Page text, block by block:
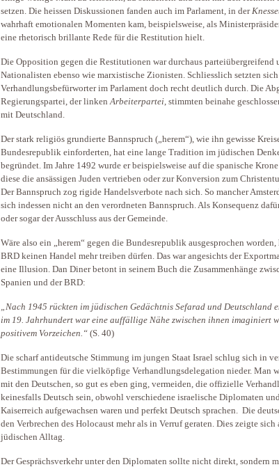
setzen. Die heissen Diskussionen fanden auch im Parlament, in der
wahrhaft emotionalen Momenten kam, beispielsweise, als
eine rhetorisch brillante Rede für die Restitution hielt.
Die Opposition gegen die Restitutionen war durchaus parteiübergreifend
Nationalisten ebenso wie marxistische Zionisten. Schliesslich setzten
Verhandlungsbefürworter im Parlament doch recht deutlich durch. Die
Regierungspartei, der linkenArbeiterpartei, stimmten beinahe
mit Deutschland.
Der stark religiös grundierte Bannspruch („herem“), wie ihn gewisse
Bundesrepublik einforderten, hat eine lange Tradition im jüdischen
begründet. Im Jahre 1492 wurde er beispielsweise auf die spanische
diese die ansässigen Juden vertrieben oder zur Konversion zum
Der Bannspruch zog rigide Handelsverbote nach sich. So mancher
sich indessen nicht an den verordneten Bannspruch. Als Konsequenz
oder sogar der Ausschluss aus der Gemeinde.
Wäre also ein „herem“ gegen die Bundesrepublik ausgesprochen
BRD keinen Handel mehr treiben dürfen. Das war angesichts der
eine Illusion. Dan Diner betont in seinem Buch die Zusammenhänge
Spanien und der BRD:
„Nach 1945 rückten im jüdischen Gedächtnis Sefarad und Deutschland
im 19. Jahrhundert war eine auffällige Nähe zwischen ihnen imaginiert
positivem Vorzeichen.“ (S. 40)
Die scharf antideutsche Stimmung im jungen Staat Israel schlug sich in
Bestimmungen für die vielköpfige Verhandlungsdelegation nieder. Man
mit den Deutschen, so gut es eben ging, vermeiden, die offizielle
keinesfalls Deutsch sein, obwohl verschiedene israelische Diplomaten
Kaiserreich aufgewachsen waren und perfekt Deutsch sprachen. Die
den Verbrechen des Holocaust mehr als in Verruf geraten. Dies zeigte
jüdischen Alltag.
Der Gesprächsverkehr unter den Diplomaten sollte nicht direkt, sondern